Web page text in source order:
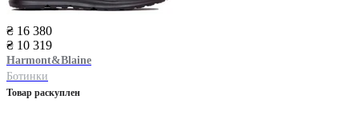
₴ 16 380
₴ 10 319
Harmont&Blaine
Ботинки
Товар раскуплен